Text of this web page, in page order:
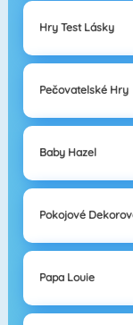
Hry Test Lásky
Pečovatelské Hry
Baby Hazel
Pokojové
Papa Louie